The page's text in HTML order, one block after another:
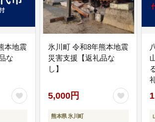
本地震
な
氷川町 令和8年熊本地震
災害支援【返礼品な
し】
5,000円
熊本県 氷川町